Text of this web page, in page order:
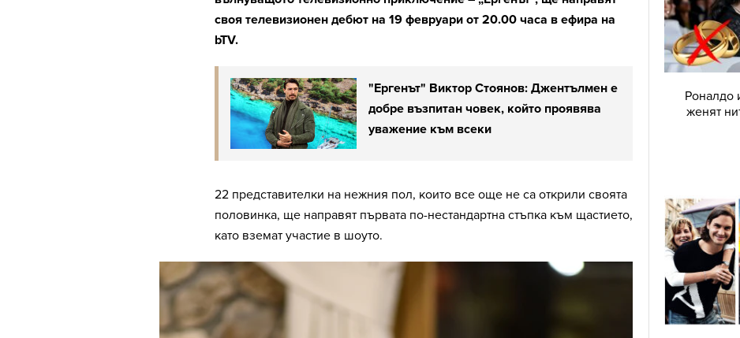
своя телевизионен дебют на 19 февруари от 20.00 часа в ефира на
bTV.
"Ергенът" Виктор Стоянов: Джентълмен е
добре възпитан човек, който проявява
уважение към всеки
22 представителки на нежния пол, които все още не са открили своята
половинка, ще направят първата по-нестандартна стъпка към щастието,
като вземат участие в шоуто.
Роналдо
женят